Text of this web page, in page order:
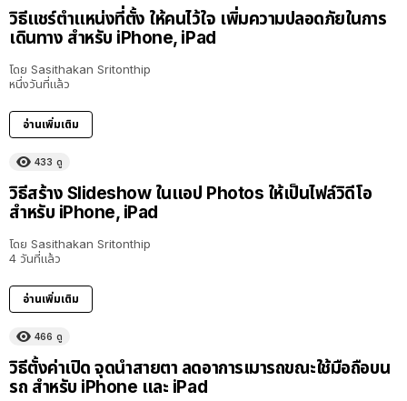
วิธีแชร์ตำแหน่งที่ตั้ง ให้คนไว้ใจ เพิ่มความปลอดภัยในการ
เดินทาง สำหรับ iPhone, iPad
โดย Sasithakan Sritonthip
หนึ่งวันที่แล้ว
อ่านเพิ่มเติม
433 ดู
วิธีสร้าง Slideshow ในแอป Photos ให้เป็นไฟล์วิดีโอ
สำหรับ iPhone, iPad
โดย Sasithakan Sritonthip
4 วันที่แล้ว
อ่านเพิ่มเติม
466 ดู
วิธีตั้งค่าเปิด จุดนำสายตา ลดอาการเมารถขณะใช้มือถือบน
รถ สำหรับ iPhone และ iPad